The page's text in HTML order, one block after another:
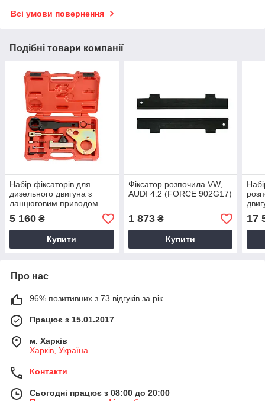
Всі умови повернення
Подібні товари компанії
Набір фіксаторів для
дизельного двигуна з
ланцюговим приводом
RENAULT, NISSAN, OPEL
(FORCE 908G12)
5 160 ₴
Купити
Фіксатор розпочила VW,
AUDI 4.2 (FORCE 902G17)
1 873₴
Купити
17
Про нас
96% позитивних з 73 відгуків за рік
Працює з 15.01.2017
м. Харків
Харків, Україна
Контакти
Сьогодні працює з 08:00 до 20:00